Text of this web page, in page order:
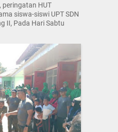
peringatan HUT
siswa-siswi UPT SDN
II, Pada Hari Sabtu